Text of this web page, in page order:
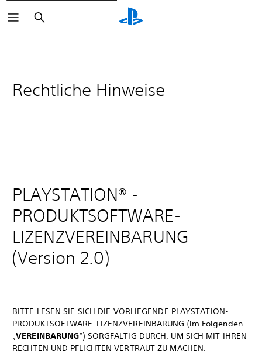
Suchen
Rechtliche Hinweise
PLAYSTATION® -
PRODUKTSOFTWARE-
LIZENZVEREINBARUNG
(Version 2.0)
BITTE LESEN SIE SICH DIE VORLIEGENDE PLAYSTATION-
PRODUKTSOFTWARE-LIZENZVEREINBARUNG (im Folgenden
„VEREINBARUNG“) SORGFÄLTIG DURCH, UM SICH MIT IHREN
RECHTEN UND PFLICHTEN VERTRAUT ZU MACHEN.